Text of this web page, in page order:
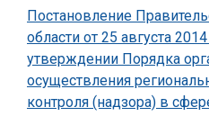
Постановление
области от 25 августа
утверждении Порядка
осуществления
контроля (надзора) в